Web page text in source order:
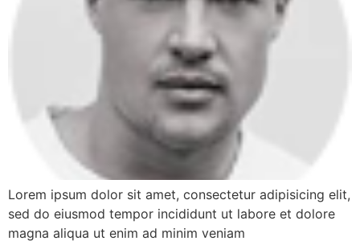
Lorem ipsum dolor sit amet, consectetur adipisicing elit,
sed do eiusmod tempor incididunt ut labore et dolore
magna aliqua ut enim ad minim veniam